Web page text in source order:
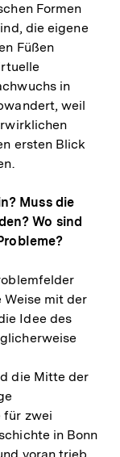
Formen
die eigene
Füßen
in
weil
ersten Blick
Muss die
Wo sind
Weise mit der
Idee des
die Mitte der
für zwei
in Bonn